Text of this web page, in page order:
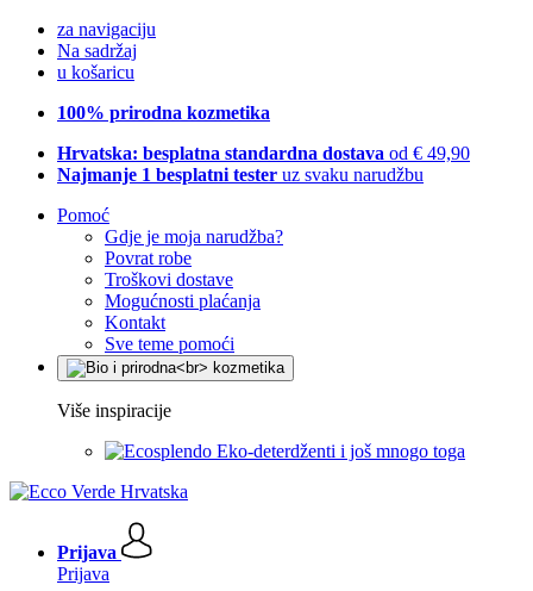
za navigaciju
Na sadržaj
u košaricu
100% prirodna kozmetika
Hrvatska: besplatna standardna dostava od € 49,90
Najmanje 1 besplatni tester uz svaku narudžbu
Pomoć
Gdje je moja narudžba?
Povrat robe
Troškovi dostave
Mogućnosti plaćanja
Kontakt
Sve teme pomoći
Više inspiracije
Eko-deterdženti i još mnogo toga
Prijava
Prijava